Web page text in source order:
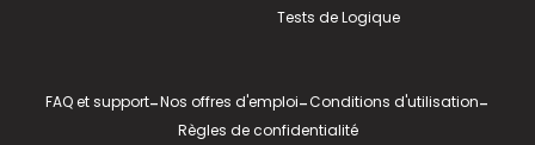
Tests de Logique
FAQ et support-Nos offres d'emploi-Conditions d'utilisation-
Règles de confidentialité